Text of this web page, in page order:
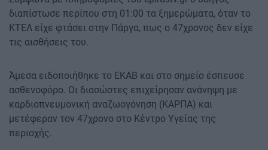
διαπίστωσε περίπου στη 01:00 τα ξημερώματα, όταν το
ΚΤΕΛ είχε φτάσει στην Πάργα, πως ο 47χρονος δεν είχε
τις αισθήσεις του.
Άμεσα ειδοποιήθηκε το ΕΚΑΒ και στο σημείο έσπευσε
ασθενοφόρο. Οι διασώστες επιχείρησαν ανάνηψη με
καρδιοπνευμονική αναζωογόνηση (ΚΑΡΠΑ) και
μετέφεραν τον 47χρονο στο Κέντρο Υγείας της
περιοχής.